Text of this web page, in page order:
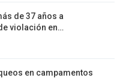
de 37 años a
violación en…
en campamentos